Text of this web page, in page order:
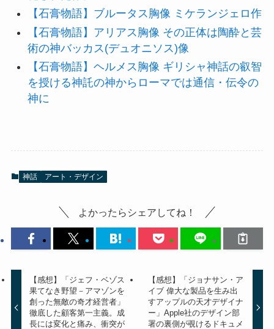
【石膏物語】ブルータス胸像 ミケランジェロ作
【石膏物語】アリアス胸像 その正体は陶酔と芸
術の神バッカス(デュオニソス)像
【石膏物語】ヘルメス胸像 ギリシャ神話の叡智
を授ける神託の神からローマでは通信・伝令の
神に
神話 アート・デザイン
よかったらシェアしてね！
【感想】「ジェフ・ベゾス
果てなき野望－アマゾンを
創った無敵の奇才経営者」
徹底した顧客第一主義。成
長には変化と痛み、衝突が
【感想】「ジョナサン・ア
イブ 偉大な製品を生み出
すアップルの天才デザイナ
ー」Apple社のデザイン部
署の裏側が覗けるドキュメ